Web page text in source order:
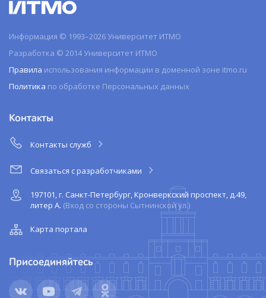
Информация © 1993–2026 Университет ИТМО
Разработка © 2014 Университет ИТМО
Правила использования информации в доменной зоне itmo.ru
Политика по обработке Персональных данных
Контакты
Контакты служб
Связаться с разработчиками
197101, г. Санкт-Петербург, Кронверкский проспект, д.49,
литер А. (Вход со стороны Сытнинской ул.)
Карта портала
Присоединяйтесь